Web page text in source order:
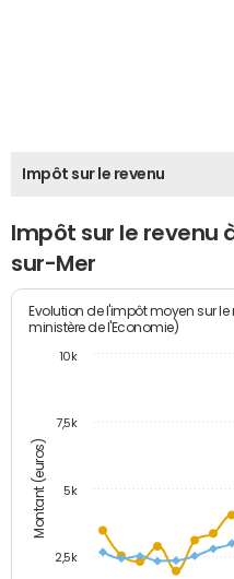
Impôt sur le revenu
Impôt sur le revenu
sur-Mer
Montant (euros)
Evolution de l'impôt moyen sur le
ministère de l'Economie)
2,5k
5k
7,5k
10k